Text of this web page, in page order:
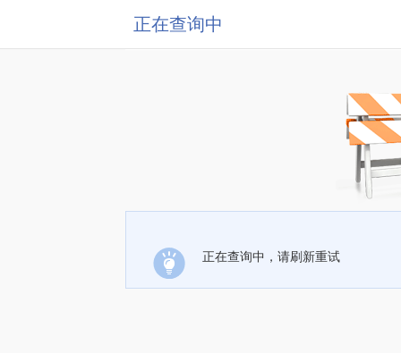
正在查询中
正在查询中，请刷新重试